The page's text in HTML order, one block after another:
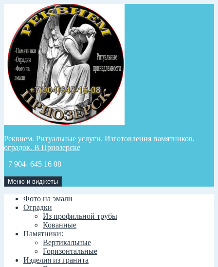
содержимому
Реквием. Ритуальные услуги. Изготовления памятников,
оградок. В Приозерске
+7 904- 645 16 08
Меню и виджеты
Фото на эмали
Оградки
Из профильной трубы
Кованные
Памятники:
Вертикальные
Горизонтальные
Изделия из гранита